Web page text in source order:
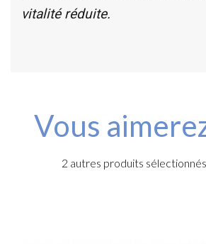
vitalité réduite.
Vous
2 autres produits